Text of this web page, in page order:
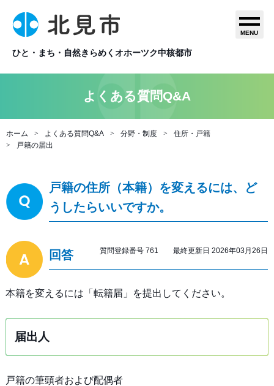
ひと・まち・自然きらめくオホーツク中核都市
MENU
よくある質問Q&A
ホーム よくある質問Q&A 分野・制度
住所・戸籍
戸籍の届出
戸籍の住所（本籍）を変えるには、ど
うしたらいいですか。
回答 質問登録番号 761 最終更新日 2026年03月26日
本籍を変えるには「転籍届」を提出してください。
届出人
戸籍の筆頭者および配偶者